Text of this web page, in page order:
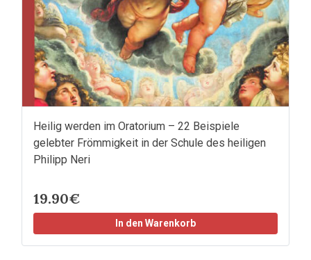
Heilig werden im Oratorium – 22 Beispiele
gelebter Frömmigkeit in der Schule des heiligen
Philipp Neri
19.90€
In den Warenkorb